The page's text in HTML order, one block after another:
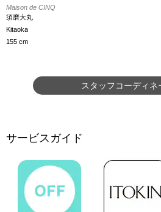
Maison de CINQ
須磨大丸
Kitaoka
155 cm
スタッフコーディネ
サービスガイド